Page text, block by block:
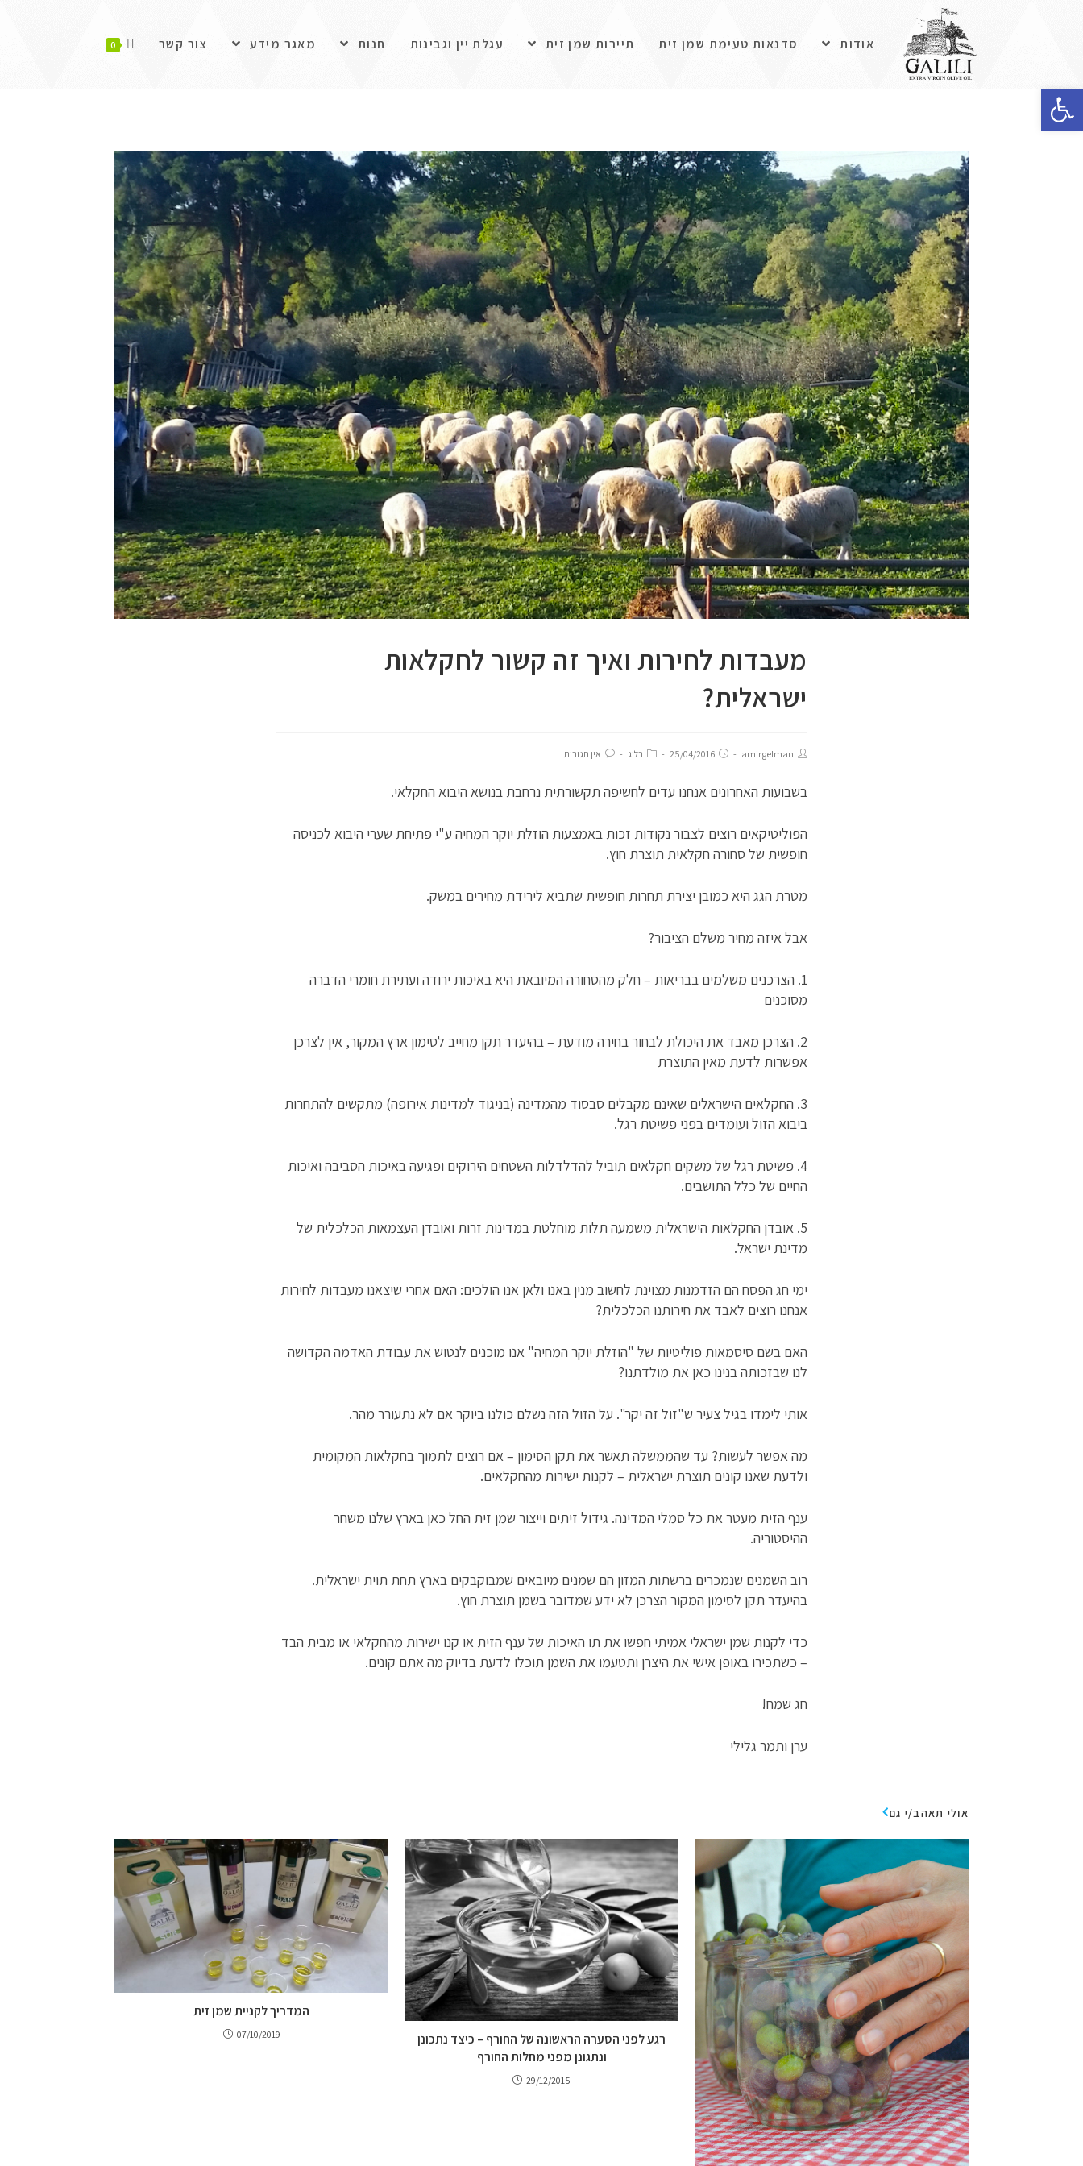
פתח סרגל נגישות
אודות סדנאות טעימת שמן זית תיירות שמן זית עגלת יין וגבינות חנות מאגר מידע צור קשר 0
מעבדות לחירות ואיך זה קשור לחקלאות
ישראלית?
amirgelman
25/04/2016 בלוג אין תגובות
בשבועות האחרונים אנחנו עדים לחשיפה תקשורתית נרחבת בנושא היבוא החקלאי.
הפוליטיקאים רוצים לצבור נקודות זכות באמצעות הוזלת יוקר המחיה ע"י פתיחת שערי היבוא לכניסה
חופשית של סחורה חקלאית תוצרת חוץ.
מטרת הגג היא כמובן יצירת תחרות חופשית שתביא לירידת מחירים במשק.
אבל איזה מחיר משלם הציבור?
1. הצרכנים משלמים בבריאות – חלק מהסחורה המיובאת היא באיכות ירודה ועתירת חומרי הדברה
מסוכנים
2. הצרכן מאבד את היכולת לבחור בחירה מודעת – בהיעדר תקן מחייב לסימון ארץ המקור, אין לצרכן
אפשרות לדעת מאין התוצרת
3. החקלאים הישראלים שאינם מקבלים סבסוד מהמדינה (בניגוד למדינות אירופה) מתקשים להתחרות
ביבוא הזול ועומדים בפני פשיטת רגל.
4. פשיטת רגל של משקים חקלאים תוביל להדלדלות השטחים הירוקים ופגיעה באיכות הסביבה ואיכות
החיים של כלל התושבים.
5. אובדן החקלאות הישראלית משמעה תלות מוחלטת במדינות זרות ואובדן העצמאות הכלכלית של
מדינת ישראל.
ימי חג הפסח הם הזדמנות מצוינת לחשוב מנין באנו ולאן אנו הולכים: האם אחרי שיצאנו מעבדות לחירות
אנחנו רוצים לאבד את חירותנו הכלכלית?
האם בשם סיסמאות פוליטיות של "הוזלת יוקר המחיה" אנו מוכנים לנטוש את עבודת האדמה הקדושה
לנו שבזכותה בנינו כאן את מולדתנו?
אותי לימדו בגיל צעיר ש"זול זה יקר". על הזול הזה נשלם כולנו ביוקר אם לא נתעורר מהר.
מה אפשר לעשות? עד שהממשלה תאשר את תקן הסימון – אם רוצים לתמוך בחקלאות המקומית
ולדעת שאנו קונים תוצרת ישראלית – לקנות ישירות מהחקלאים.
ענף הזית מעטר את כל סמלי המדינה. גידול זיתים וייצור שמן זית החל כאן בארץ שלנו משחר
ההיסטוריה.
רוב השמנים שנמכרים ברשתות המזון הם שמנים מיובאים שמבוקבקים בארץ תחת תוית ישראלית.
בהיעדר תקן לסימון המקור הצרכן לא ידע שמדובר בשמן תוצרת חוץ.
כדי לקנות שמן ישראלי אמיתי חפשו את תו האיכות של ענף הזית או קנו ישירות מהחקלאי או מבית הבד
– כשתכירו באופן אישי את היצרן ותטעמו את השמן תוכלו לדעת בדיוק מה אתם קונים.
חג שמח!
ערן ותמר גלילי
אולי תאהב/י גם
המדריך לקניית שמן זית
07/10/2019
רגע לפני הסערה הראשונה של החורף – כיצד נתכונן
ונתגונן מפני מחלות החורף
29/12/2015